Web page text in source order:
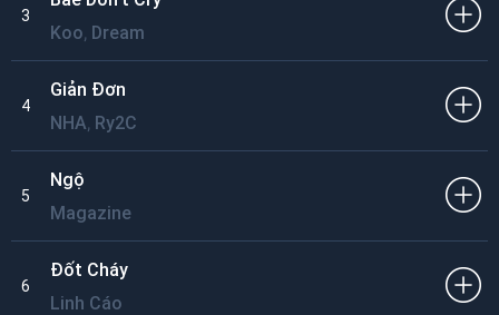
3
Koo, Dream
4
Giản Đơn
NHA, Ry2C
5
Ngộ
Magazine
6
Đốt Cháy
Linh Cáo